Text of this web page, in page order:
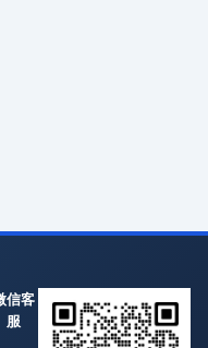
信客
服